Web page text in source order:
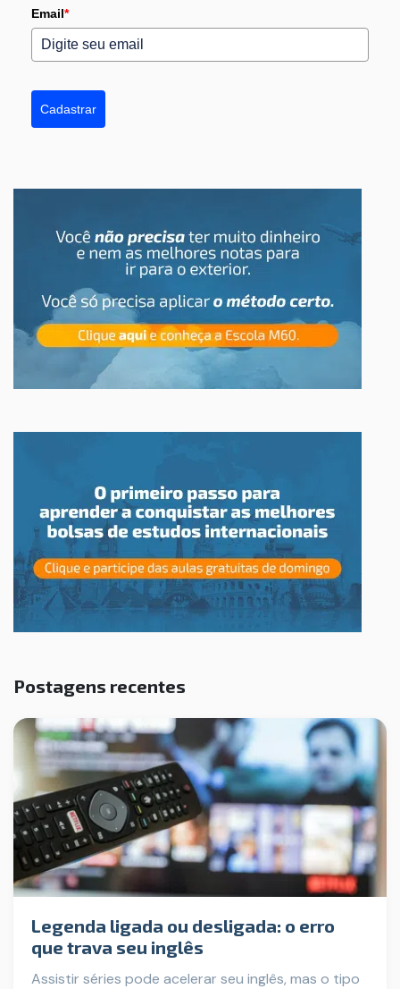
Email*
Cadastrar
Postagens recentes
Legenda ligada ou desligada: o erro
que trava seu inglês
Assistir séries pode acelerar seu inglês, mas o tipo